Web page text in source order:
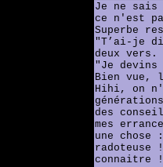
Je ne sais
ce n'est
Superbe
"T’ai-je
deux vers.
"Je
Bien vue,
Hihi, on
des
mes
une chose
radoteuse
connaitre !